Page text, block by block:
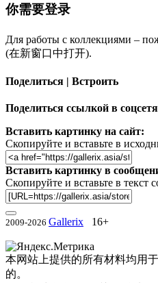
你需要登录
Для работы с коллекциями –
(在新窗口中打开).
Поделиться | Встроить
Поделиться ссылкой в
Вставить картинку на сайт:
Скопируйте и вставьте в
Вставить картинку в
Скопируйте и вставьте в текст
2009-2026 Gallerix 16+
本网站上提供的所有材料均用
的。